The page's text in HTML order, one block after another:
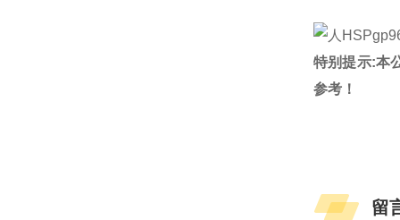
特别提示:本
参考！
留